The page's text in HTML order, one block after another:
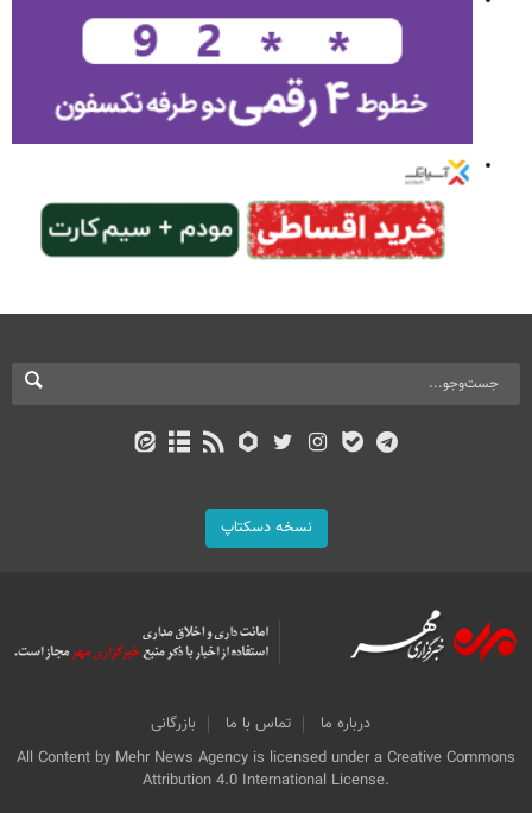
نسخه دسکتاپ
درباره ما تماس با ما
بازرگانی
All Content by Mehr News Agency is licensed under a Creative Commons
Attribution 4.0 International License.